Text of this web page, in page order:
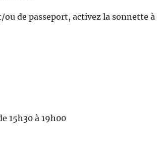
de passeport, activez la sonnette à
15h30 à 19h00